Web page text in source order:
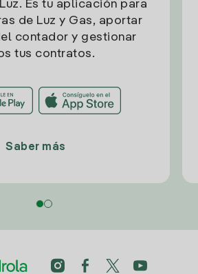
Es tu aplicación para
de Luz y Gas, aportar
contador y gestionar
tus contratos.
Saber más